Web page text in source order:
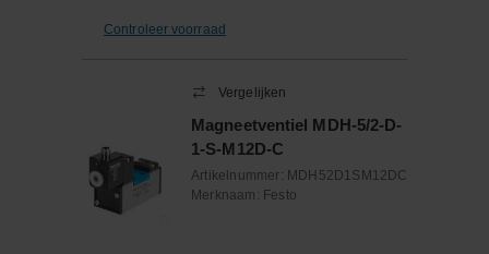
Controleer voorraad
Vergelijken
Magneetventiel MDH-5/2-D-
1-S-M12D-C
Artikelnummer: MDH52D1SM12DC
Merknaam: Festo